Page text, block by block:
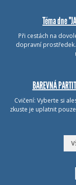
Téma dne
Při cestách na
dopravní
BAREVNÁ
Cvičení: Vyberte si
zkuste je uplatnit